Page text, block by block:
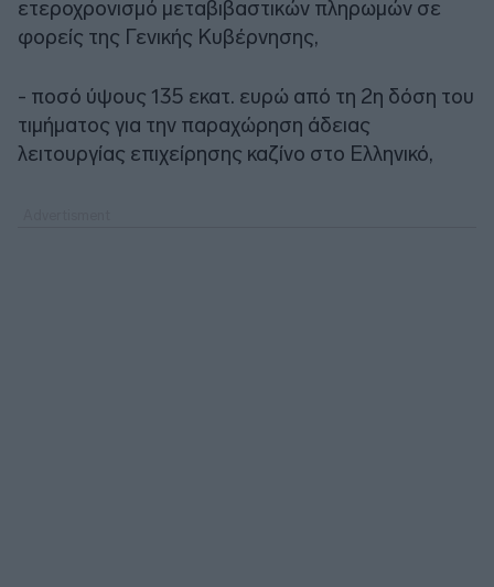
ετεροχρονισμό μεταβιβαστικών πληρωμών σε
φορείς της Γενικής Κυβέρνησης,
- ποσό ύψους 135 εκατ. ευρώ από τη 2η δόση του
τιμήματος για την παραχώρηση άδειας
λειτουργίας επιχείρησης καζίνο στο Ελληνικό,